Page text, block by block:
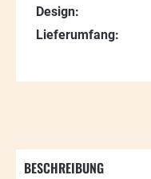
Design:
Lieferumfang:
BESCHREIBUNG